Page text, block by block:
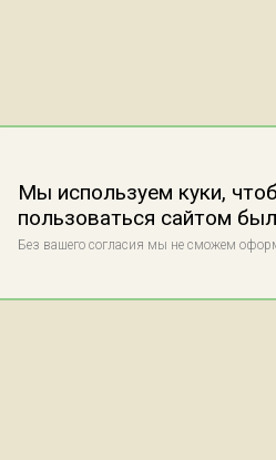
Мы используем куки,
пользоваться сайтом
Без вашего согласия мы не сможем